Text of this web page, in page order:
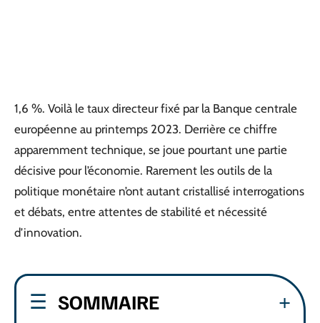
1,6 %. Voilà le taux directeur fixé par la Banque centrale
européenne au printemps 2023. Derrière ce chiffre
apparemment technique, se joue pourtant une partie
décisive pour l’économie. Rarement les outils de la
politique monétaire n’ont autant cristallisé interrogations
et débats, entre attentes de stabilité et nécessité
d’innovation.
SOMMAIRE